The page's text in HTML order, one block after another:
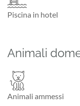
Piscina in hotel
Animali
Animali ammessi